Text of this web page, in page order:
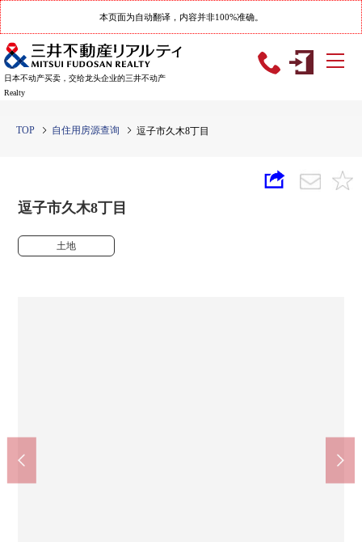
本页面为自动翻译，内容并非100%准确。
日本不动产买卖，交给龙头企业的三井不动产
Realty
TOP 自住用房源查询 逗子市久木8丁目
逗子市久木8丁目
土地